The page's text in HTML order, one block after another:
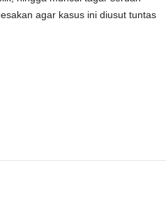
agar kasus ini diusut tuntas